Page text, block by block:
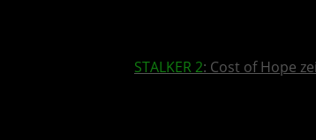
STALKER 2: Cost of Hope